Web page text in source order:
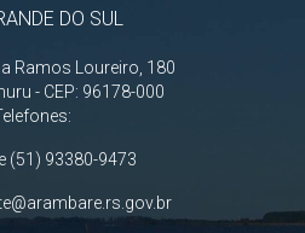
DO SUL
Ramos Loureiro, 180
- CEP: 96178-000
(51) 93380-9473